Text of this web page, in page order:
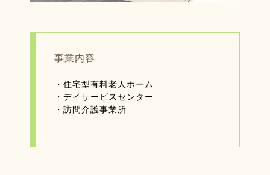
事業内容
・住宅型有料老人ホーム
・デイサービスセンター
・訪問介護事業所